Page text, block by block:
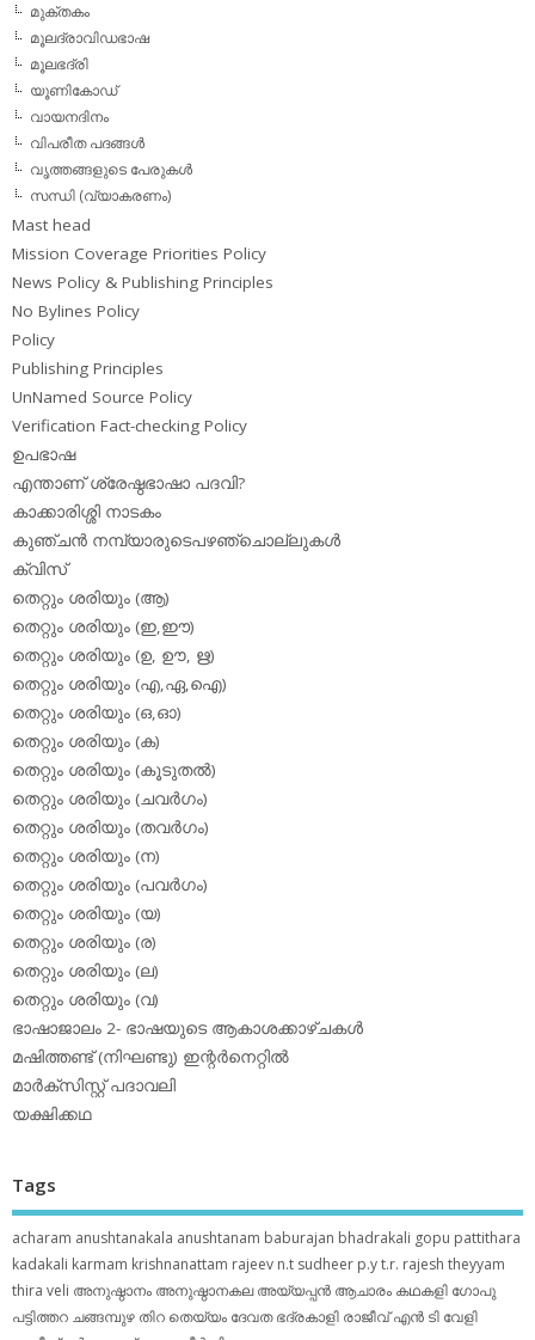
മുക്തകം
മൂലദ്രാവിഡഭാഷ
മൂലഭദ്രി
യൂണികോഡ്
വായനദിനം
വിപരീത പദങ്ങള്‍
വൃത്തങ്ങളുടെ പേരുകള്‍
സന്ധി (വ്യാകരണം)
Mast head
Mission Coverage Priorities Policy
News Policy & Publishing Principles
No Bylines Policy
Policy
Publishing Principles
UnNamed Source Policy
Verification Fact-checking Policy
ഉപഭാഷ
എന്താണ് ശ്രേഷ്ഠഭാഷാ പദവി?
കാക്കാരിശ്ശി നാടകം
കുഞ്ചന്‍ നമ്പ്യാരുടെപഴഞ്ചൊല്ലുകള്‍
ക്വിസ്
തെറ്റും ശരിയും (ആ)
തെറ്റും ശരിയും (ഇ,ഈ)
തെറ്റും ശരിയും (ഉ, ഊ, ഋ)
തെറ്റും ശരിയും (എ,ഏ,ഐ)
തെറ്റും ശരിയും (ഒ,ഓ)
തെറ്റും ശരിയും (ക)
തെറ്റും ശരിയും (കൂടുതല്‍)
തെറ്റും ശരിയും (ചവര്‍ഗം)
തെറ്റും ശരിയും (തവര്‍ഗം)
തെറ്റും ശരിയും (ന)
തെറ്റും ശരിയും (പവര്‍ഗം)
തെറ്റും ശരിയും (യ)
തെറ്റും ശരിയും (ര)
തെറ്റും ശരിയും (ല)
തെറ്റും ശരിയും (വ)
ഭാഷാജാലം 2- ഭാഷയുടെ ആകാശക്കാഴ്ചകള്‍
മഷിത്തണ്ട് (നിഘണ്ടു) ഇന്റര്‍നെറ്റില്‍
മാര്‍ക്‌സിസ്റ്റ് പദാവലി
യക്ഷിക്കഥ
Tags
acharam anushtanakala anushtanam baburajan bhadrakali gopu pattithara
kadakali karmam krishnanattam rajeev n.t sudheer p.yt.r. rajesh theyyam
thira veli അനുഷ്ഠാനം അനുഷ്ഠാനകല അയ്യപ്പന്‍ ആചാരം കഥകളി ഗോപു
പട്ടിത്തറ ചങ്ങമ്പുഴ തിറ തെയ്യം ദേവത ഭദ്രകാളി രാജീവ് എൻ ടി വേളി